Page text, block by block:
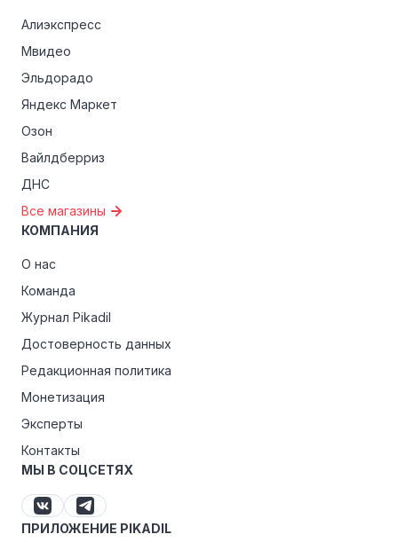
Алиэкспресс
Мвидео
Эльдорадо
Яндекс Маркет
Озон
Вайлдберриз
ДНС
Все магазины
КОМПАНИЯ
О нас
Команда
Журнал Pikadil
Достоверность данных
Редакционная политика
Монетизация
Эксперты
Контакты
МЫ В СОЦСЕТЯХ
ПРИЛОЖЕНИЕ PIKADIL